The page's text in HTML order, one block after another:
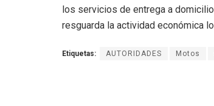
los servicios de entrega a
resguarda la actividad económica
Etiquetas: AUTORIDADES Motos